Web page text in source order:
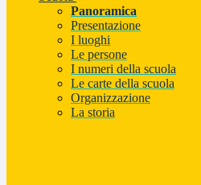
Panoramica
Presentazione
I luoghi
Le persone
I numeri della scuola
Le carte della scuola
Organizzazione
La storia